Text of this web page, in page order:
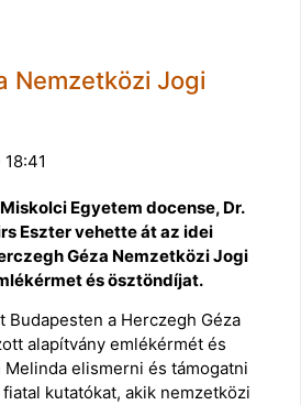
Nemzetközi Jogi
18:41
Egyetem docense, Dr.
Eszter vehette át az idei
Géza Nemzetközi Jogi
és ösztöndíjat.
Budapesten a Herczegh Géza
alapítvány emlékérmét és
elismerni és támogatni
kutatókat, akik nemzetközi